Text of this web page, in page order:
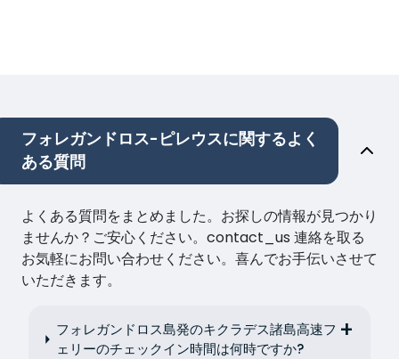
フォレガンドロス-ピレウスに関するよく
ある質問
よくある質問をまとめました。お探しの情報が見つかり
ませんか？ご安心ください。contact_us 連絡を取る
お気軽にお問い合わせください。喜んでお手伝いさせて
いただきます。
フォレガンドロス島発のキクラデス諸島高速フ
ェリーのチェックイン時間は何時ですか?